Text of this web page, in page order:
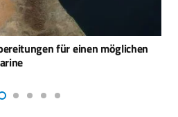
für einen möglichen